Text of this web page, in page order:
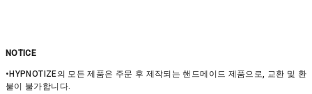
NOTICE
•HYPNOTIZE의 모든 제품은 주문 후 제작되는 핸드메이드 제품으로, 교환 및 환
불이 불가합니다.